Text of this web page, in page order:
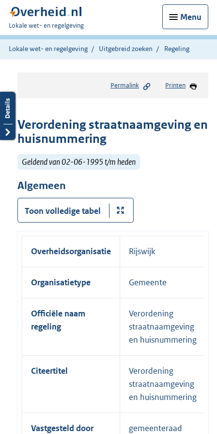
Menu
U
bent
hier:
Lokale wet- en regelgeving
Lokale wet- en regelgeving Uitgebreid zoeken Regeling
Permalink Printen
Verordening straatnaamgeving en
huisnummering
Geldend van 02-06-1995 t/m heden
Algemeen
Toon volledige tabel
Overheidsorganisatie Rijswijk
Organisatietype Gemeente
Officiële naam
regeling
Verordening
straatnaamgeving
en huisnummering
Citeertitel
Verordening
straatnaamgeving
en huisnummering
Vastgesteld door gemeenteraad